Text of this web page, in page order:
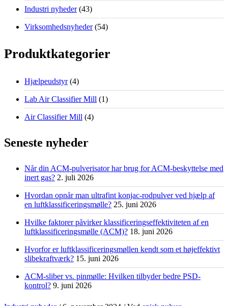
Industri nyheder(43)
Virksomhedsnyheder(54)
Produktkategorier
Hjælpeudstyr (4)
Lab Air Classifier Mill (1)
Air Classifier Mill (4)
Seneste nyheder
Når din ACM-pulverisator har brug for ACM-beskyttelse med
inert gas? 2. juli 2026
Hvordan opnår man ultrafint konjac-rodpulver ved hjælp af
en luftklassificeringsmølle? 25. juni 2026
Hvilke faktorer påvirker klassificeringseffektiviteten af en
luftklassificeringsmølle (ACM)? 18. juni 2026
Hvorfor er luftklassificeringsmøllen kendt som et højeffektivt
slibekraftværk? 15. juni 2026
ACM-sliber vs. pinmølle: Hvilken tilbyder bedre PSD-
kontrol? 9. juni 2026